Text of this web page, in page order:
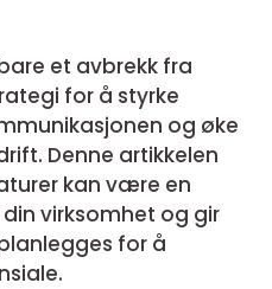
et avbrekk fra
for å styrke
og øke
Denne artikkelen
kan være en
virksomhet og gir
for å